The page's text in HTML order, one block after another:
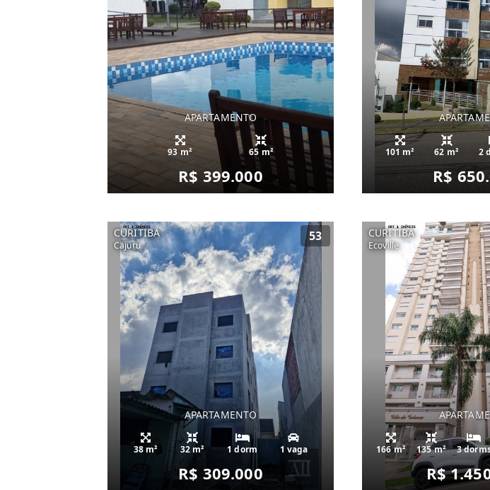
APARTAMENTO
93 m² 65 m²
R$ 399.000
101 m² 62 m² 2
R$
CURITIBA
Cajuru
53
APARTAMENTO
38 m² 32 m² 1 dorm 1 vaga
R$ 309.000
CURITIBA
Ecoville
166 m² 135 m² 3
R$